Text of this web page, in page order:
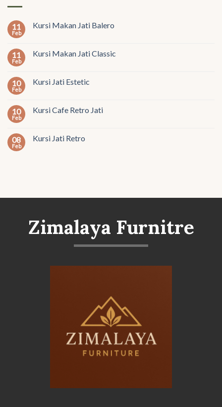
11
Feb
Kursi Makan Jati Balero
11
Feb
Kursi Makan Jati Classic
10
Feb
Kursi Jati Estetic
10
Feb
Kursi Cafe Retro Jati
08
Feb
Kursi Jati Retro
Zimalaya Furnitre